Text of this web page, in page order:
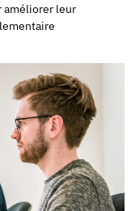
améliorer leur